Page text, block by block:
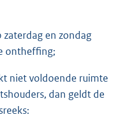
en zondag
ontheffing;
niet voldoende ruimte
dan geldt de